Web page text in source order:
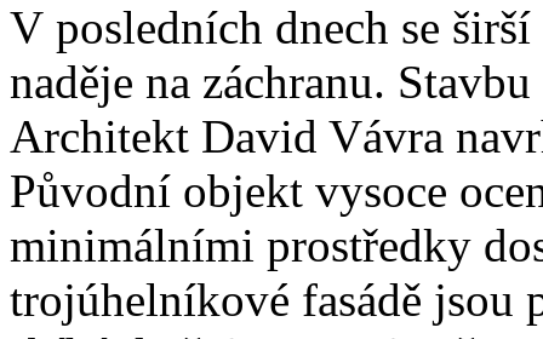
V posledních dnech se
naděje na záchranu.
Architekt David Vávra
Původní objekt vysoce
minimálními prostředky
trojúhelníkové fasádě jsou